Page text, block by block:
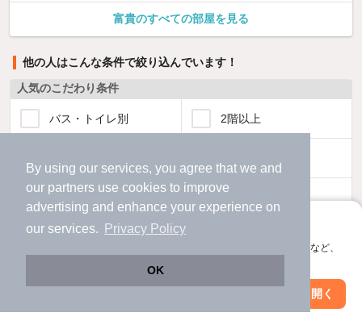
By using our services, you agree that we and
our partners use cookies to improve
advertising and enhance your experience on
our services.
Privacy Policy
OK
アプリに切り替えて、サクサクお部屋探し
会員登録なしですぐ使える。マップ検索やお気に入り保存など、
アプリを開く
富貴のすべての部屋を見る
他の人はこんな条件で絞り込んでいます！
人気のこだわり条件
バス・トイレ別 2階以上
洗濯機置場あり
エアコンあり
コンロ2口以上 追焚き機能
絞り込み条件を変更